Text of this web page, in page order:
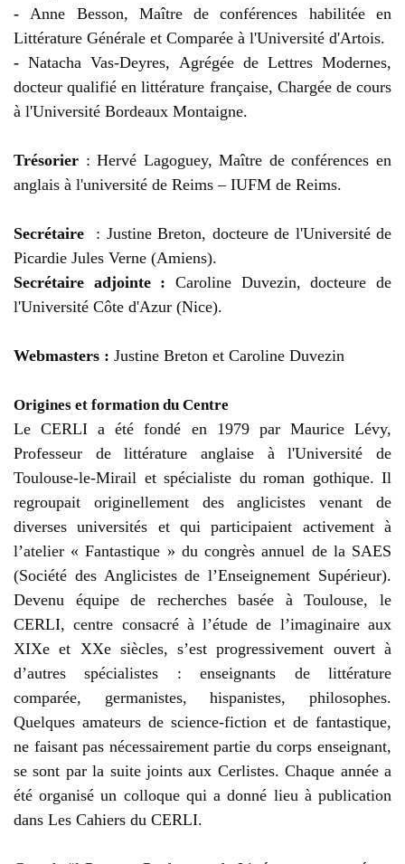
-Anne Besson, Maître de conférences habilitée en
Littérature Générale et Comparée à l'Université d'Artois.
- Natacha Vas-Deyres, Agrégée de Lettres Modernes,
docteur qualifié en littérature française, Chargée de cours
à l'Université Bordeaux Montaigne.
Trésorier : Hervé Lagoguey, Maître de conférences en
anglais à l'université de Reims – IUFM de Reims.
Secrétaire
: Justine Breton, docteure de l'Université de
Picardie Jules Verne (Amiens).
Secrétaire adjointe : Caroline Duvezin, docteure de
l'Université Côte d'Azur (Nice).
Webmasters : Justine Breton et Caroline Duvezin
Origines et formation du Centre
Le CERLI a été fondé en 1979 par Maurice Lévy,
Professeur de littérature anglaise à l'Université de
Toulouse-le-Mirail et spécialiste du roman gothique. Il
regroupait originellement des anglicistes venant de
diverses universités et qui participaient activement à
l’atelier « Fantastique » du congrès annuel de la SAES
(Société des Anglicistes de l’Enseignement Supérieur).
Devenu équipe de recherches basée à Toulouse, le
CERLI, centre consacré à l’étude de l’imaginaire aux
XIXe et XXe siècles, s’est progressivement ouvert à
d’autres spécialistes : enseignants de littérature
comparée, germanistes, hispanistes, philosophes.
Quelques amateurs de science-fiction et de fantastique,
ne faisant pas nécessairement partie du corps enseignant,
se sont par la suite joints aux Cerlistes. Chaque année a
été organisé un colloque qui a donné lieu à publication
dans Les Cahiers du CERLI.